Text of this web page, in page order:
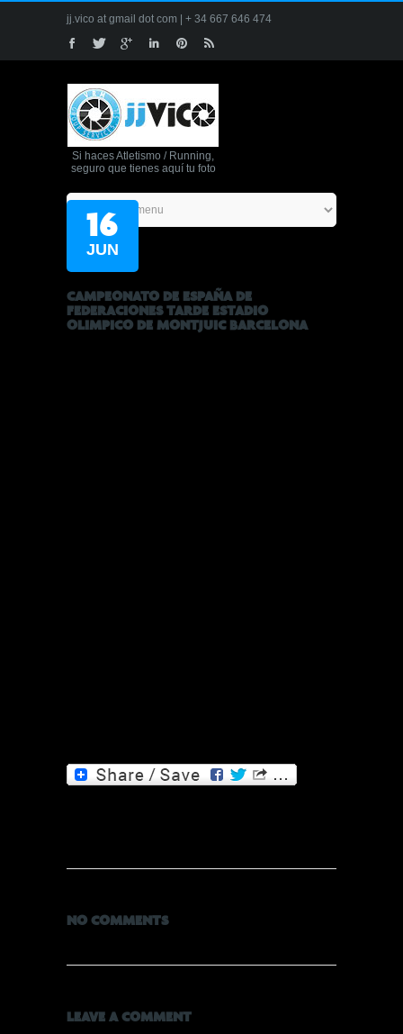
jj.vico at gmail dot com | + 34 667 646 474
Si haces Atletismo / Running,
seguro que tienes aquí tu foto
16
JUN
CAMPEONATO DE ESPAÑA DE
FEDERACIONES TARDE ESTADIO
OLIMPICO DE MONTJUIC BARCELONA
NO COMMENTS
LEAVE A COMMENT